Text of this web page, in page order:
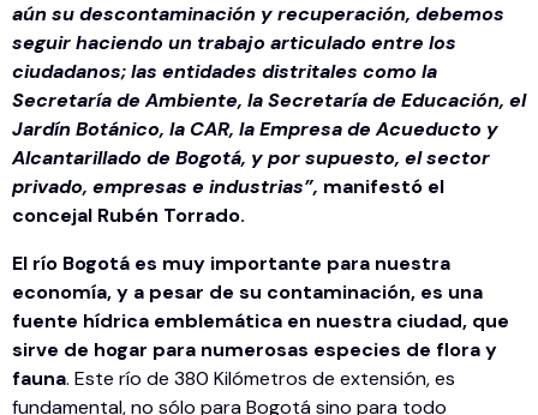
aún su descontaminación y recuperación, debemos
seguir haciendo un trabajo articulado entre los
ciudadanos; las entidades distritales como la
Secretaría de Ambiente, la Secretaría de Educación, el
Jardín Botánico, la CAR, la Empresa de Acueducto y
Alcantarillado de Bogotá, y por supuesto, el sector
privado, empresas e industrias”, manifestó el
concejal Rubén Torrado.
El río Bogotá es muy importante para nuestra
economía, y a pesar de su contaminación, es una
fuente hídrica emblemática en nuestra ciudad, que
sirve de hogar para numerosas especies de flora y
fauna. Este río de 380 Kilómetros de extensión, es
fundamental, no sólo para Bogotá sino para todo